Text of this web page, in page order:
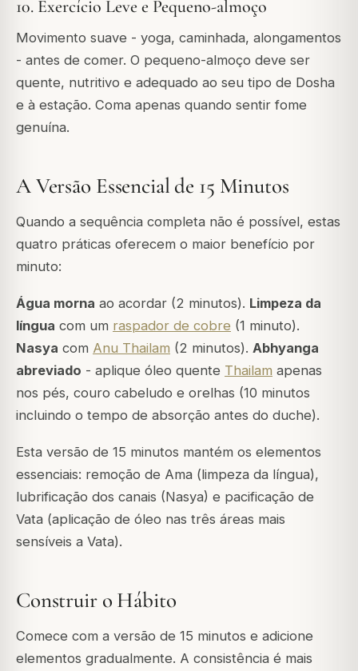
10. Exercício Leve e Pequeno-almoço
Movimento suave - yoga, caminhada, alongamentos
- antes de comer. O pequeno-almoço deve ser
quente, nutritivo e adequado ao seu tipo de Dosha
e à estação. Coma apenas quando sentir fome
genuína.
A Versão Essencial de 15 Minutos
Quando a sequência completa não é possível, estas
quatro práticas oferecem o maior benefício por
minuto:
Água morna ao acordar (2 minutos). Limpeza da
língua com um raspador de cobre (1 minuto).
Nasya com Anu Thailam (2 minutos). Abhyanga
abreviado - aplique óleo quente Thailam apenas
nos pés, couro cabeludo e orelhas (10 minutos
incluindo o tempo de absorção antes do duche).
Esta versão de 15 minutos mantém os elementos
essenciais: remoção de Ama (limpeza da língua),
lubrificação dos canais (Nasya) e pacificação de
Vata (aplicação de óleo nas três áreas mais
sensíveis a Vata).
Construir o Hábito
Comece com a versão de 15 minutos e adicione
elementos gradualmente. A consistência é mais